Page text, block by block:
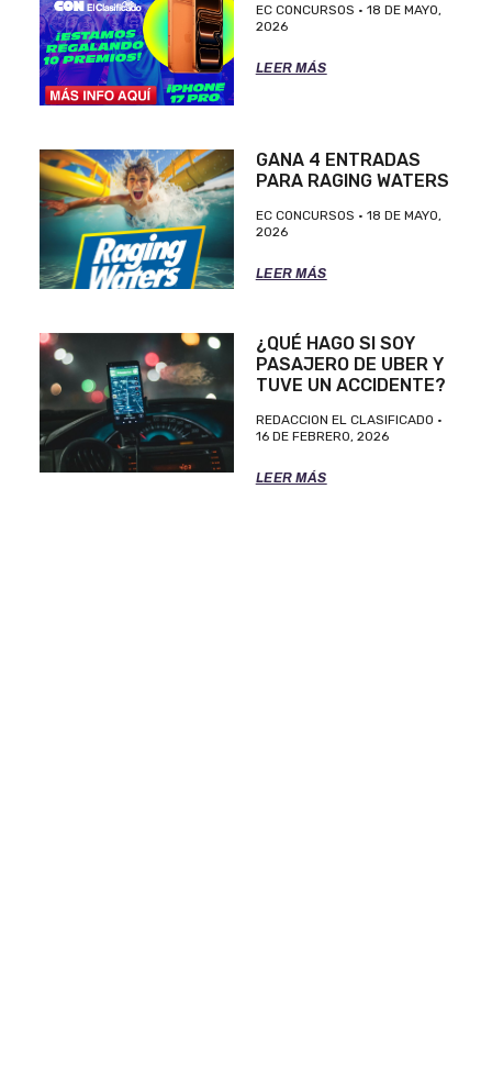
EC CONCURSOS
18 DE MAYO,
2026
LEER MÁS
GANA 4 ENTRADAS
PARA RAGING WATERS
EC CONCURSOS
18 DE MAYO,
2026
LEER MÁS
¿QUÉ HAGO SI SOY
PASAJERO DE UBER Y
TUVE UN ACCIDENTE?
REDACCION EL CLASIFICADO
16 DE FEBRERO, 2026
LEER MÁS